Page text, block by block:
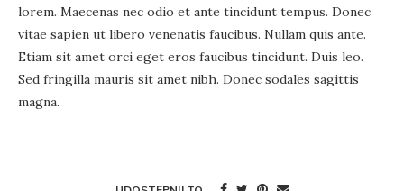
lorem. Maecenas nec odio et ante tincidunt tempus. Donec
vitae sapien ut libero venenatis faucibus. Nullam quis ante.
Etiam sit amet orci eget eros faucibus tincidunt. Duis leo.
Sed fringilla mauris sit amet nibh. Donec sodales sagittis
magna.